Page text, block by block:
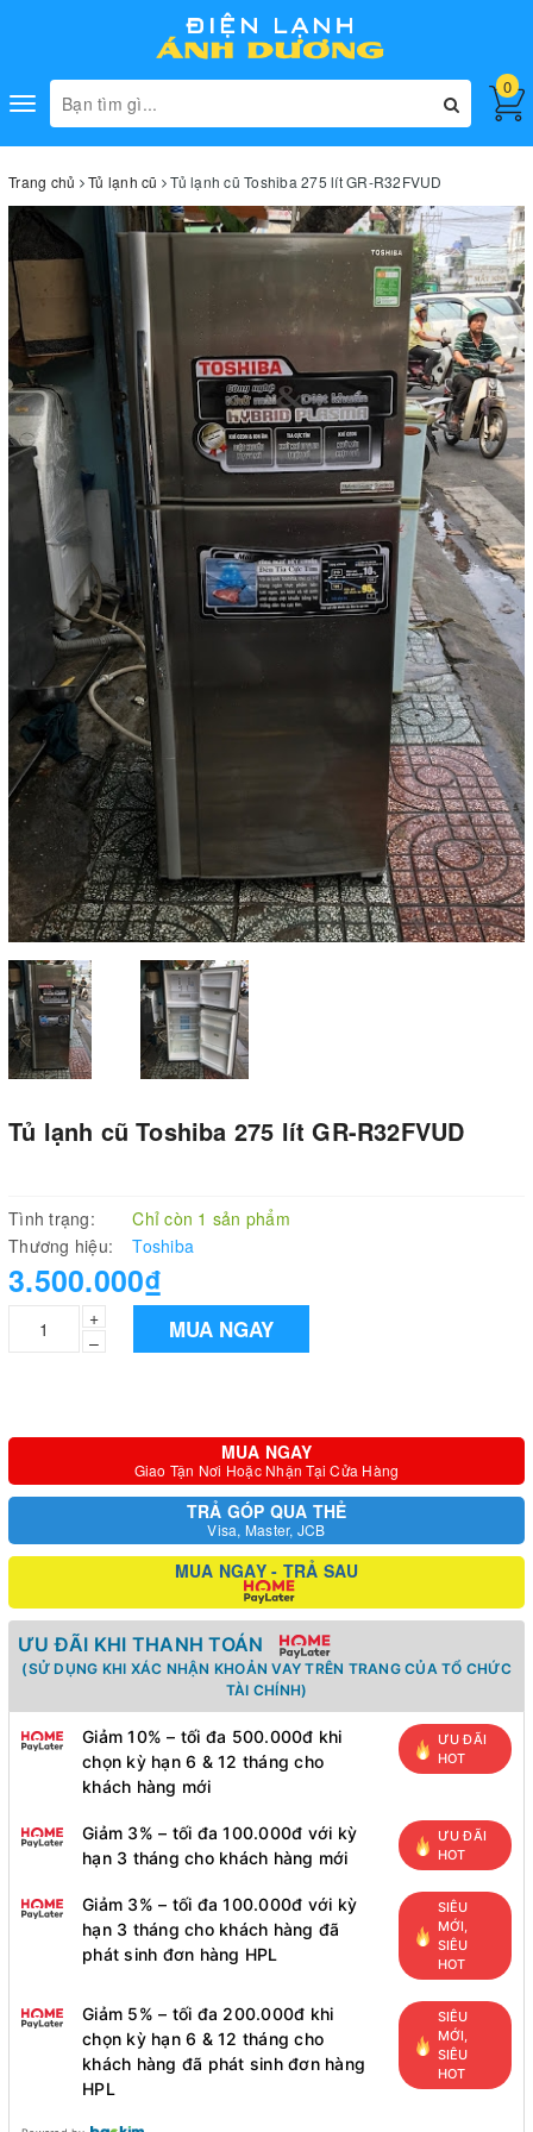
Toggle
navigation
0
Trang chủ Tủ lạnh cũ Tủ lạnh cũ Toshiba 275 lít GR-R32FVUD
Tủ lạnh cũ Toshiba 275 lít GR-R32FVUD
Tình trạng:
Chỉ còn 1 sản phẩm
Thương hiệu:
Toshiba
3.500.000₫
+
–
MUA NGAY
MUA NGAY
Giao Tận Nơi Hoặc Nhận Tại Cửa Hàng
TRẢ GÓP QUA THẺ
Visa, Master, JCB
MUA NGAY - TRẢ SAU
ƯU ĐÃI KHI THANH TOÁN
(SỬ DỤNG KHI XÁC NHẬN KHOẢN VAY TRÊN TRANG CỦA TỔ CHỨC
TÀI CHÍNH)
Giảm 10% – tối đa 500.000đ khi
chọn kỳ hạn 6 & 12 tháng cho
khách hàng mới
ƯU ĐÃI
HOT
Giảm 3% – tối đa 100.000đ với kỳ
hạn 3 tháng cho khách hàng mới
ƯU ĐÃI
HOT
Giảm 3% – tối đa 100.000đ với kỳ
hạn 3 tháng cho khách hàng đã
phát sinh đơn hàng HPL
SIÊU
MỚI,
SIÊU
HOT
Giảm 5% – tối đa 200.000đ khi
chọn kỳ hạn 6 & 12 tháng cho
khách hàng đã phát sinh đơn hàng
HPL
SIÊU
MỚI,
SIÊU
HOT